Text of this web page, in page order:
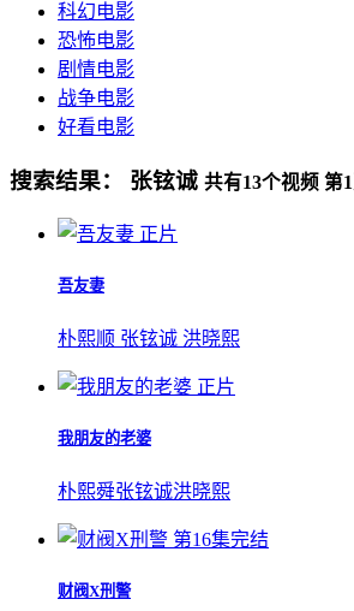
科幻电影
恐怖电影
剧情电影
战争电影
好看电影
搜索结果： 张铉诚 共有13个视频 第1
正片
吾友妻
朴熙顺 张铉诚 洪晓熙
正片
我朋友的老婆
朴熙舜张铉诚洪晓熙
第16集完结
财阀X刑警